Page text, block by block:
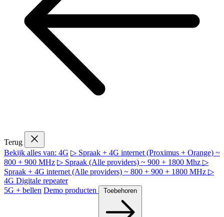
Terug
Bekijk alles van: 4G ▷ Spraak + 4G internet (Proximus + Orange) ~
800 + 900 MHz ▷ Spraak (Alle providers) ~ 900 + 1800 Mhz ▷
Spraak + 4G internet (Alle providers) ~ 800 + 900 + 1800 MHz ▷
4G Digitale repeater
5G + bellen Demo producten Toebehoren